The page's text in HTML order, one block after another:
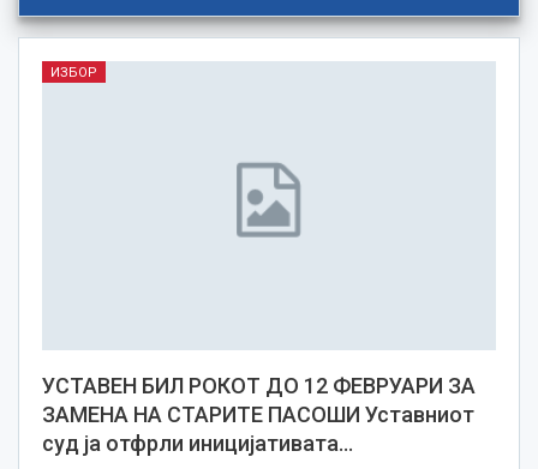
ИЗБОР
УСТАВЕН БИЛ РОКОТ ДО 12 ФЕВРУАРИ ЗА
ЗАМЕНА НА СТАРИТЕ ПАСОШИ Уставниот
суд ја отфрли иницијативата…